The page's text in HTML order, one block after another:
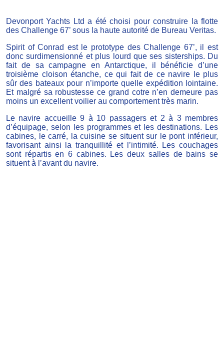
Devonport Yachts Ltd a été choisi pour construire la flotte
des Challenge 67’ sous la haute autorité de Bureau Veritas.
Spirit of Conrad est le prototype des Challenge 67’, il est
donc surdimensionné et plus lourd que ses sisterships. Du
fait de sa campagne en Antarctique, il bénéficie d’une
troisième cloison étanche, ce qui fait de ce navire le plus
sûr des bateaux pour n’importe quelle expédition lointaine.
Et malgré sa robustesse ce grand cotre n’en demeure pas
moins un excellent voilier au comportement très marin.
Le navire accueille 9 à 10 passagers et 2 à 3 membres
d’équipage, selon les programmes et les destinations. Les
cabines, le carré, la cuisine se situent sur le pont inférieur,
favorisant ainsi la tranquillité et l’intimité. Les couchages
sont répartis en 6 cabines. Les deux salles de bains se
situent à l’avant du navire.